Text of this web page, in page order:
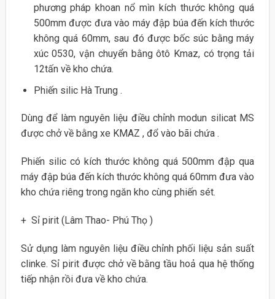
phương pháp khoan nổ mìn kích thước không quá
500mm được đưa vào máy đập búa đến kích thước
không quá 60mm, sau đó được bốc súc bằng máy
xúc 0530, vận chuyển bằng ôtô Kmaz, có trọng tải
12tấn về kho chứa.
Phiến silic Hà Trung .
Dùng để làm nguyên liệu điều chỉnh modun silicat MS
được chở về bằng xe KMAZ , đổ vào bãi chứa .
Phiến silic có kích thước không quá 500mm đập qua
máy đập búa đến kích thước không quá 60mm đưa vào
kho chứa riêng trong ngăn kho cùng phiến sét.
+ Sỉ pirit (Lâm Thao- Phú Thọ )
Sử dụng làm nguyên liệu điều chỉnh phối liệu sản suất
clinke. Sỉ pirit được chở về bằng tầu hoả qua hệ thống
tiếp nhận rồi đưa về kho chứa.